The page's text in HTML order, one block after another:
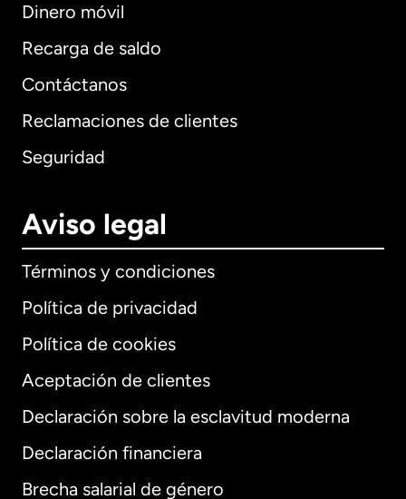
Dinero móvil
Recarga de saldo
Contáctanos
Reclamaciones de clientes
Seguridad
Aviso legal
Términos y condiciones
Política de privacidad
Política de cookies
Aceptación de clientes
Declaración sobre la esclavitud moderna
Declaración financiera
Brecha salarial de género
Internacional English